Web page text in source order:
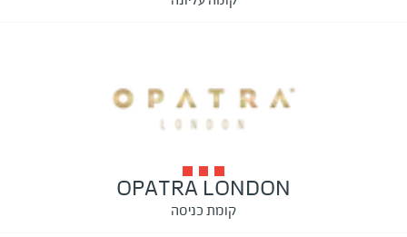
OPATRA LONDON
קומת כניסה